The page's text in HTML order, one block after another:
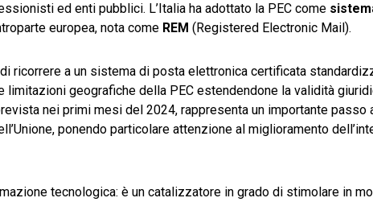
ed enti pubblici. L’Italia ha adottato la PEC come
europea, nota come REM (Registered Electronic Mail).
ricorrere a un sistema di posta elettronica certificata
limitazioni geografiche della PEC estendendone la validità
nei primi mesi del 2024, rappresenta un importante passo
ponendo particolare attenzione al miglioramento
tecnologica: è un catalizzatore in grado di stimolare in